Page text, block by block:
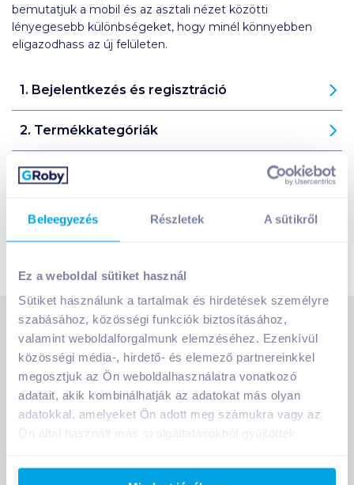
Beleegyezés Részletek A sütikről
Ez a weboldal sütiket használ
Sütiket használunk a tartalmak és hirdetések személyre
szabásához, közösségi funkciók biztosításához,
valamint weboldalforgalmunk elemzéséhez. Ezenkívül
közösségi média-, hirdető- és elemező partnereinkkel
megosztjuk az Ön weboldalhasználatra vonatkozó
adatait, akik kombinálhatják az adatokat más olyan
adatokkal, amelyeket Ön adott meg számukra vagy az
bemutatjuk a mobil és az asztali nézet közötti
lényegesebb különbségeket, hogy minél könnyebben
eligazodhass az új felületen.
1. Bejelentkezés és regisztráció
2. Termékkategóriák
3. Termékek keresése
4. Kosárba helyezés, kosár láthatósága
SZOLGÁLTATÁSOK
Ajándékkosarak
Árfigyelő
Bevásárlólisták
INFORMÁCIÓK
Áruházunk működése
Általános szerződési feltételek
RÓLUNK
Kapcsolat
GROBY BLOG